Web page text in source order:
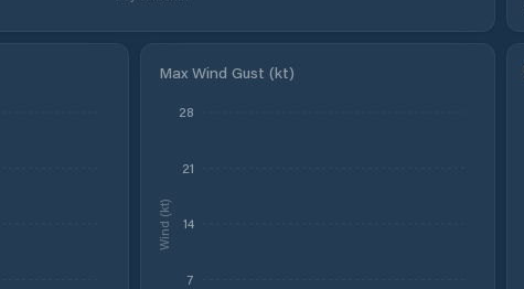
Max Wind Gust (kt)
7
14
21
28
Wind (kt)